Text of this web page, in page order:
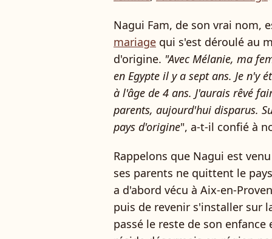
Nagui Fam, de son vrai nom,
mariage qui s'est déroulé au
d'origine. "Avec Mélanie, ma
en Egypte il y a sept ans. Je n'y
à l'âge de 4 ans. J'aurais rêvé
parents, aujourd'hui disparus.
pays d'origine", a-t-il confié à
Rappelons que Nagui est
ses parents ne quittent le
a d'abord vécu à Aix-en-
puis de revenir s'installer sur
passé le reste de son